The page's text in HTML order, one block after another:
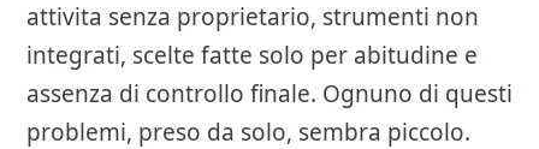
attivita senza proprietario, strumenti non
integrati, scelte fatte solo per abitudine e
assenza di controllo finale. Ognuno di questi
problemi, preso da solo, sembra piccolo.